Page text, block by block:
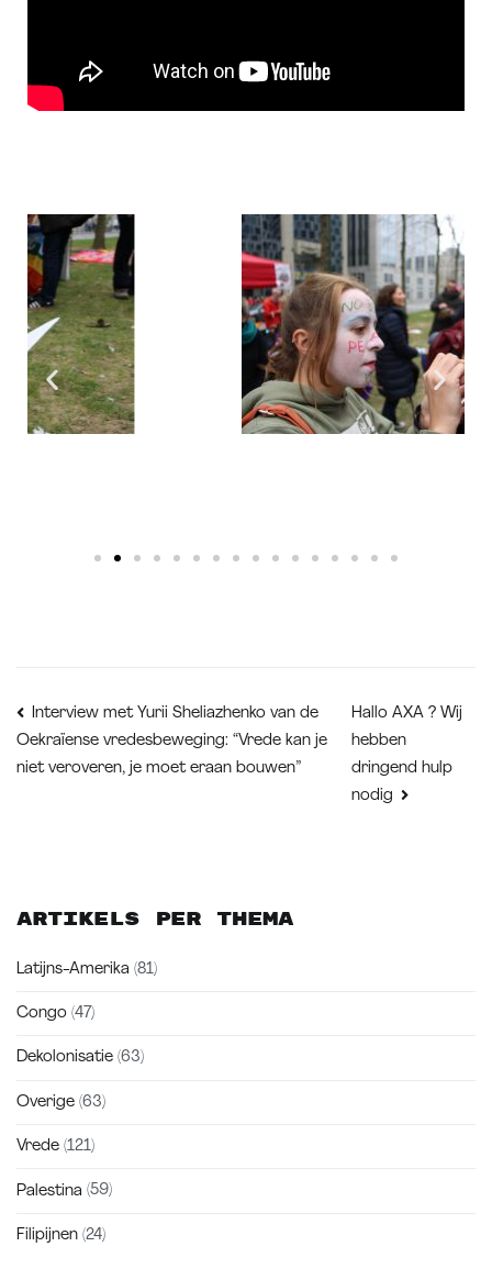
Interview met Yurii Sheliazhenko van de
Oekraïense vredesbeweging: “Vrede kan je
niet veroveren, je moet eraan bouwen”
Hallo AXA ? Wij
hebben
dringend hulp
nodig
Artikels per thema
Latijns-Amerika (81)
Congo (47)
Dekolonisatie (63)
Overige (63)
Vrede (121)
Palestina (59)
Filipijnen (24)